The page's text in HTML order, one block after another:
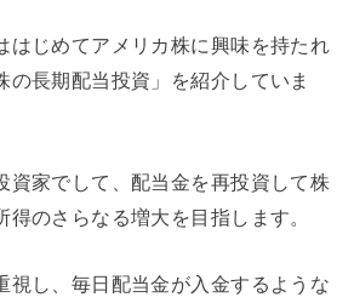
はじめてアメリカ株に興味を持たれ
の長期配当投資」を紹介していま
資家でして、配当金を再投資して株
得のさらなる増大を目指します。
視し、毎日配当金が入金するような